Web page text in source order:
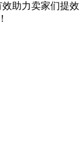
助力卖家们提效